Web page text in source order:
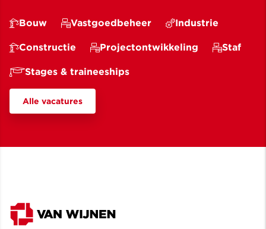
Bouw Vastgoedbeheer Industrie
Constructie Projectontwikkeling Staf
Stages & traineeships
Alle vacatures